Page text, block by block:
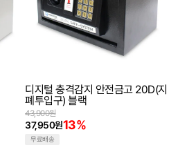
디지털 충격감지 안전금고 20D(지
폐투입구) 블랙
37,950원13%
43,900원
무료배송